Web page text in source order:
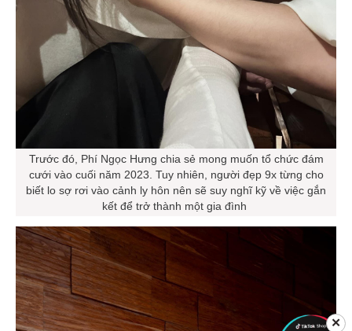
Trước đó, Phí Ngọc Hưng chia sẻ mong muốn tổ chức đám
cưới vào cuối năm 2023. Tuy nhiên, người đẹp 9x từng cho
biết lo sợ rơi vào cảnh ly hôn nên sẽ suy nghĩ kỹ về việc gắn
kết để trở thành một gia đình
✕